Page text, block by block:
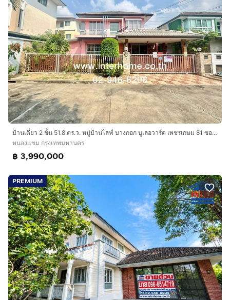
บ้านเดี่ยว 2 ชั้น 51.8 ตร.ว. หมู่บ้านไลฟ์ บางกอก บูเลอวาร์ด เพชรเกษม 81 ซอยเพชรเกษม81 ถนนเพชรเกษม ถนนเพชรเกษม81 เขตหนองแขม กรุงเทพมหานคร
หนองแขม กรุงเทพมหานคร
฿ 3,990,000
PREMIUM